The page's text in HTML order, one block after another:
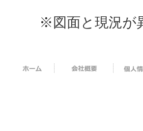
※図面と現況が